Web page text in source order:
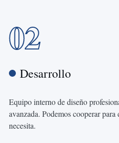
02
Desarrollo
Equipo interno de diseño
avanzada. Podemos cooperar
necesita.